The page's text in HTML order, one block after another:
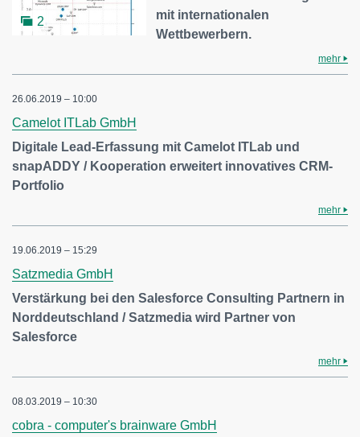
2
mit internationalen
Wettbewerbern.
mehr
26.06.2019 – 10:00
Camelot ITLab GmbH
Digitale Lead-Erfassung mit Camelot ITLab und
snapADDY / Kooperation erweitert innovatives CRM-
Portfolio
mehr
19.06.2019 – 15:29
Satzmedia GmbH
Verstärkung bei den Salesforce Consulting Partnern in
Norddeutschland / Satzmedia wird Partner von
Salesforce
mehr
08.03.2019 – 10:30
cobra - computer's brainware GmbH